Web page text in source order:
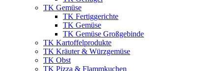
TK Gemüse
TK Fertiggerichte
TK Gemüse
TK Gemüse Großgebinde
TK Kartoffelprodukte
TK Kräuter & Würzgemüse
TK Obst
TK Pizza & Flammkuchen